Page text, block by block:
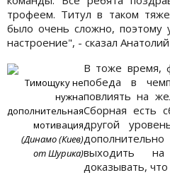
трофеем. Титул в таком
было очень сложно, поэтому
настроение", - сказал
Тимощуку не
нужна
дополнительная
мотивация
(Динамо (Киев)
от Шурика)
В тоже время,
победа в
повлиять на
Сборная есть
другой
выходить
доказывать,